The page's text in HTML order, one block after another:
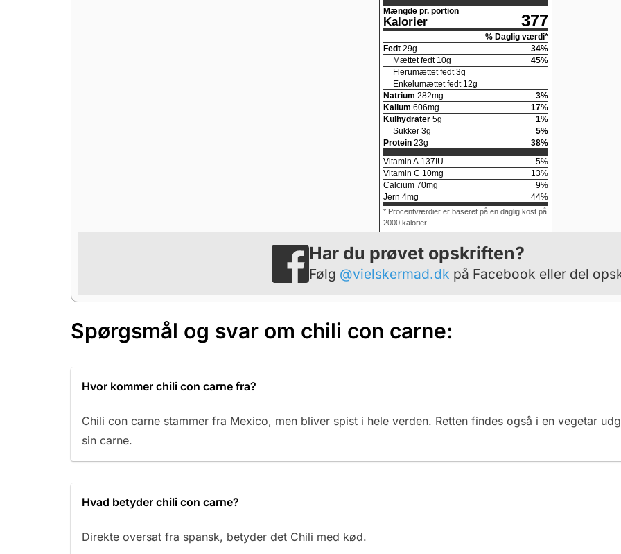
Mængde pr. portion
Kalorier 377
% Daglig værdi*
Fedt 29g 34%
Mættet fedt 10g 45%
Flerumættet fedt 3g
Enkelumættet fedt 12g
Natrium 282mg 3%
Kalium 606mg 17%
Kulhydrater 5g 1%
Sukker 3g 5%
Protein 23g 38%
Vitamin A 137 IU 5%
Vitamin C 10mg 13%
Calcium 70mg 9%
Jern 4mg 44%
* Procentværdier er baseret på en daglig kost på
2000 kalorier.
Har du prøvet opskriften?
Følg @vielskermad.dk på Facebook eller del
Spørgsmål og svar om chili con carne:
Hvor kommer chili con carne fra?
Chili con carne stammer fra Mexico, men bliver spist i hele verden. Retten findes også i en vegetar
sin carne.
Hvad betyder chili con carne?
Direkte oversat fra spansk, betyder det Chili med kød.